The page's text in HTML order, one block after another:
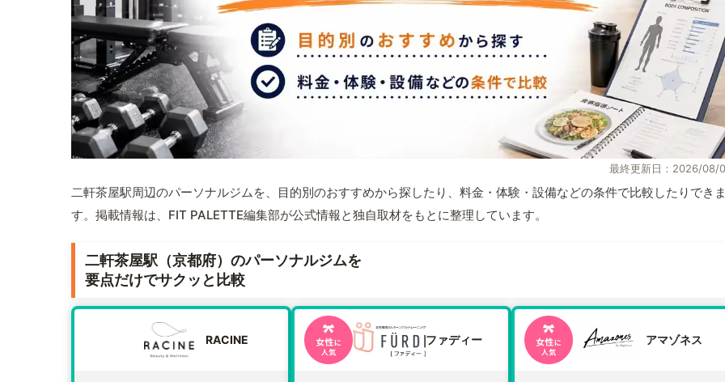
最終更新日：2026/08/
二軒茶屋駅周辺のパーソナルジムを、目的別のおすすめから探したり、料金・体験・設備などの条件で比較したりでき
す。掲載情報は、FIT PALETTE編集部が公式情報と独自取材をもとに整理しています。
二軒茶屋駅（京都府）のパーソナルジムを
要点だけでサクッと比較
RACINE ファディー アマゾネス